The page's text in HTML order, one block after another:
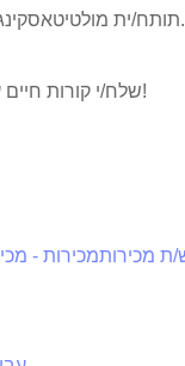
- תותח/ית מולטיטאסקינג שיודע/ת לרוץ קדימה בסביבה דינמית.
שלח/י קורות חיים עוד היום – ותהיה/י חלק מההצלחה שלנו!
ת מכירותמכירות -